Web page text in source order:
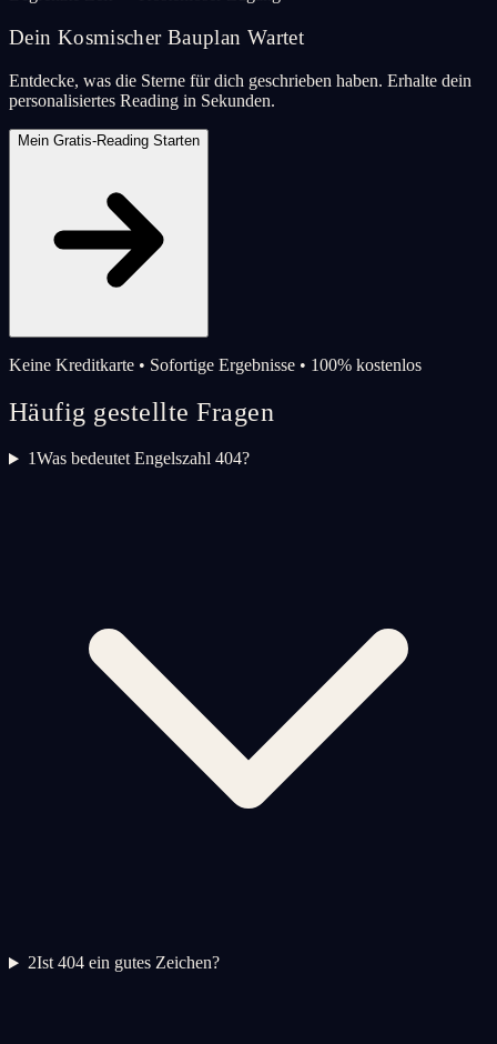
Dein Kosmischer Bauplan Wartet
Entdecke, was die Sterne für dich geschrieben haben. Erhalte dein
personalisiertes Reading in Sekunden.
Mein Gratis-Reading Starten
Keine Kreditkarte • Sofortige Ergebnisse • 100% kostenlos
Häufig gestellte Fragen
1Was bedeutet Engelszahl 404?
2Ist 404 ein gutes Zeichen?